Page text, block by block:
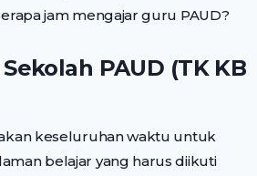
jam mengajar guru PAUD?
PAUD (TK KB
keseluruhan waktu untuk
belajar yang harus diikuti